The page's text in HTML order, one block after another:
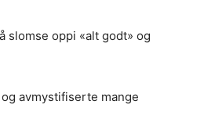
slomse oppi «alt godt» og
avmystifiserte mange